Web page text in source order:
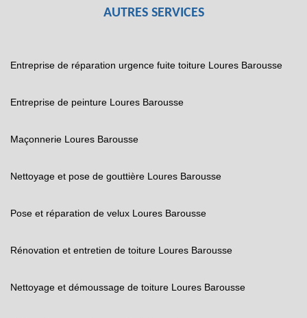
AUTRES SERVICES
Entreprise de réparation urgence fuite toiture Loures Barousse
Entreprise de peinture Loures Barousse
Maçonnerie Loures Barousse
Nettoyage et pose de gouttière Loures Barousse
Pose et réparation de velux Loures Barousse
Rénovation et entretien de toiture Loures Barousse
Nettoyage et démoussage de toiture Loures Barousse